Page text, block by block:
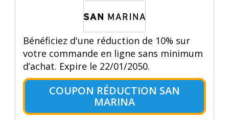
Bénéficiez d'une réduction de 10% sur
votre commande en ligne sans minimum
d’achat. Expire le 22/01/2050.
COUPON RÉDUCTION SAN
MARINA